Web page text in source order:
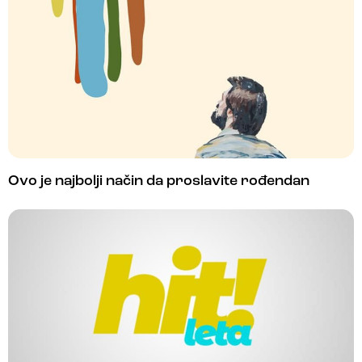
Ovo je najbolji način da proslavite rođendan